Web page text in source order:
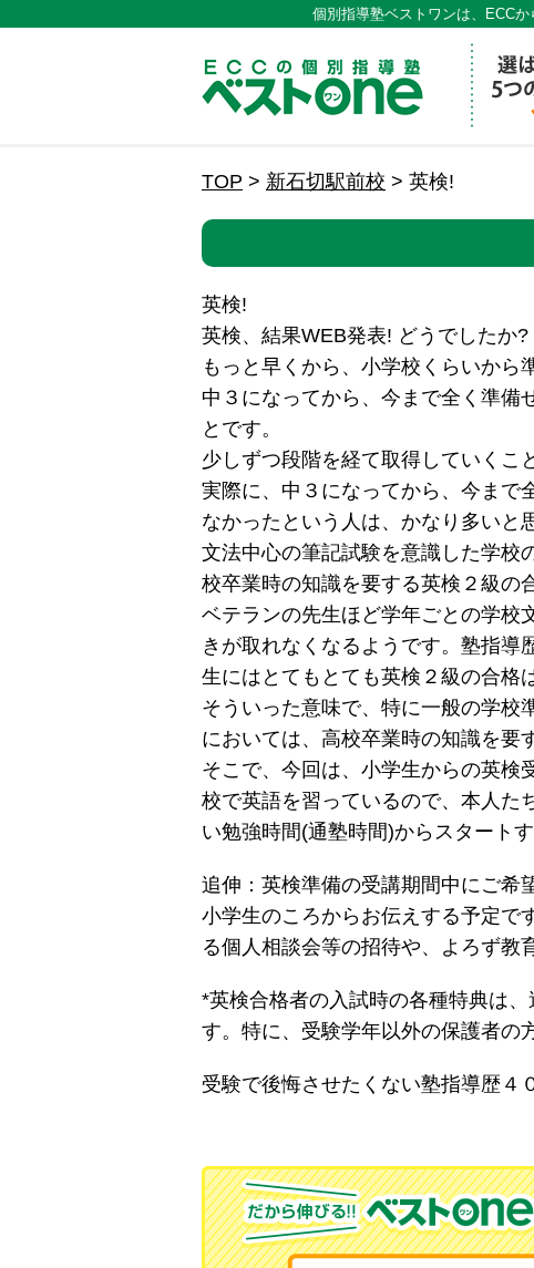
個別指導塾ベストワンは、ECC
ECCの個
TOP > 新石切駅前校 > 英検!
英検!
英検、結果WEB発表! どうでしたか?
もっと早くから、小学校くらいから
中３になってから、今まで全く準備
とです。
少しずつ段階を経て取得していくこ
実際に、中３になってから、今まで
なかったという人は、かなり多いと
文法中心の筆記試験を意識した学校
校卒業時の知識を要する英検２級の
ベテランの先生ほど学年ごとの学校
きが取れなくなるようです。塾指導
生にはとてもとても英検２級の合格
そういった意味で、特に一般の学校
においては、高校卒業時の知識を要
そこで、今回は、小学生からの英検
校で英語を習っているので、本人た
い勉強時間(通塾時間)からスタート
追伸：英検準備の受講期間中にご希
小学生のころからお伝えする予定で
る個人相談会等の招待や、よろず教
*英検合格者の入試時の各種特典は
す。特に、受験学年以外の保護者の
受験で後悔させたくない塾指導歴４